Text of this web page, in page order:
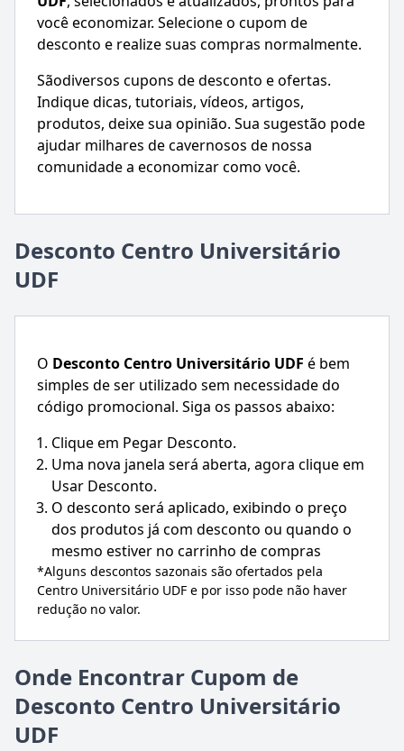
você economizar. Selecione o cupom de
desconto e realize suas compras normalmente.
Sãodiversos cupons de desconto e ofertas.
Indique dicas, tutoriais, vídeos, artigos,
produtos, deixe sua opinião. Sua sugestão pode
ajudar milhares de cavernosos de nossa
comunidade a economizar como você.
Desconto Centro Universitário
UDF
O Desconto Centro Universitário UDF é bem
simples de ser utilizado sem necessidade do
código promocional. Siga os passos abaixo:
Clique em Pegar Desconto.
Uma nova janela será aberta, agora clique em
Usar Desconto.
O desconto será aplicado, exibindo o preço
dos produtos já com desconto ou quando o
mesmo estiver no carrinho de compras
*Alguns descontos sazonais são ofertados pela
Centro Universitário UDF e por isso pode não haver
redução no valor.
Onde Encontrar Cupom de
Desconto Centro Universitário
UDF